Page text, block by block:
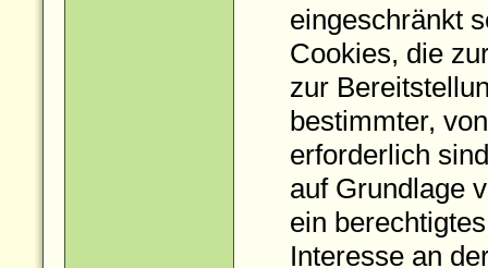
eingeschränkt
Cookies, die
zur
bestimmter,
erforderlich
auf Grundlage
ein berechtigtes
Interesse an